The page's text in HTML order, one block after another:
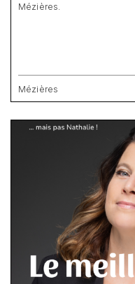
Mézières.
Mézières